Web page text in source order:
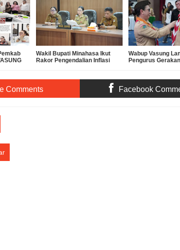
Wakil Bupati Minahasa Ikut
Rakor Pengendalian Inflasi
Rumah
Wabup Vasung
Pengurus
Comments Facebook